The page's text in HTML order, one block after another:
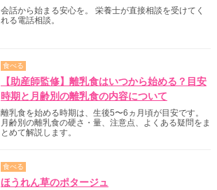
会話から始まる安心を。 栄養士が直接相談を受けてく
れる電話相談。
食べる
【助産師監修】離乳食はいつから始める？目安
時期と月齢別の離乳食の内容について
離乳食を始める時期は、生後5〜6ヵ月頃が目安です。
月齢別の離乳食の硬さ・量、注意点、よくある疑問をま
とめて解説します。
食べる
ほうれん草のポタージュ